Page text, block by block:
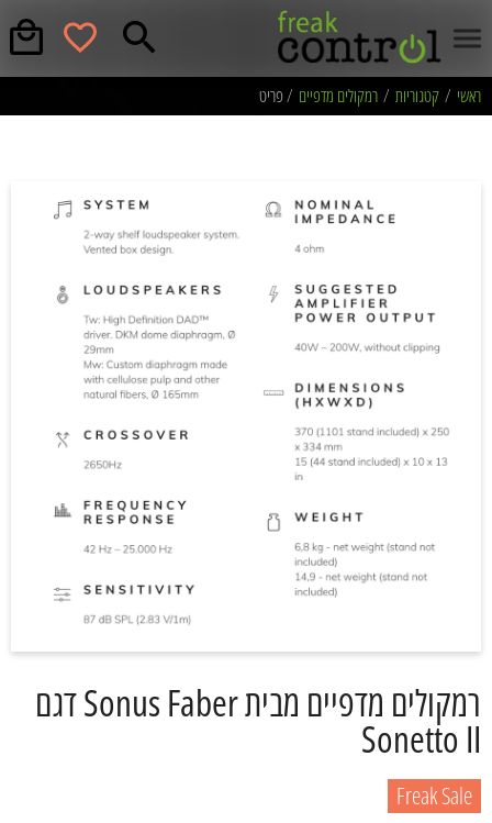
ראשי / קטגוריות / רמקולים מדפיים / פריט
רמקולים מדפיים מבית Sonus Faber דגם
Sonetto II
Freak Sale